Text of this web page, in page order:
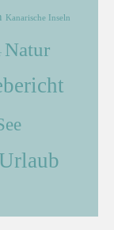
Kanarische Inseln
Natur